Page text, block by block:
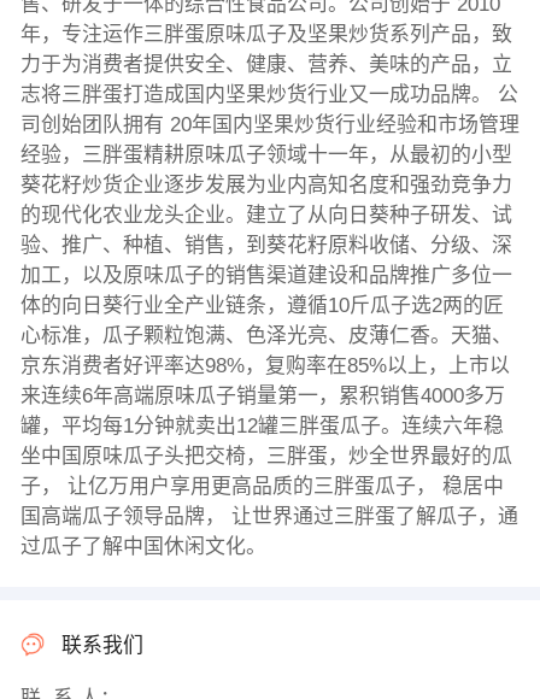
售、研发于一体的综合性食品公司。公司创始于 2010
年，专注运作三胖蛋原味瓜子及坚果炒货系列产品，致
力于为消费者提供安全、健康、营养、美味的产品，立
志将三胖蛋打造成国内坚果炒货行业又一成功品牌。 公
司创始团队拥有 20年国内坚果炒货行业经验和市场管理
经验，三胖蛋精耕原味瓜子领域十一年，从最初的小型
葵花籽炒货企业逐步发展为业内高知名度和强劲竞争力
的现代化农业龙头企业。建立了从向日葵种子研发、试
验、推广、种植、销售，到葵花籽原料收储、分级、深
加工，以及原味瓜子的销售渠道建设和品牌推广多位一
体的向日葵行业全产业链条，遵循10斤瓜子选2两的匠
心标准，瓜子颗粒饱满、色泽光亮、皮薄仁香。天猫、
京东消费者好评率达98%，复购率在85%以上，上市以
来连续6年高端原味瓜子销量第一，累积销售4000多万
罐，平均每1分钟就卖出12罐三胖蛋瓜子。连续六年稳
坐中国原味瓜子头把交椅，三胖蛋，炒全世界最好的瓜
子， 让亿万用户享用更高品质的三胖蛋瓜子， 稳居中
国高端瓜子领导品牌， 让世界通过三胖蛋了解瓜子，通
过瓜子了解中国休闲文化。
联系我们